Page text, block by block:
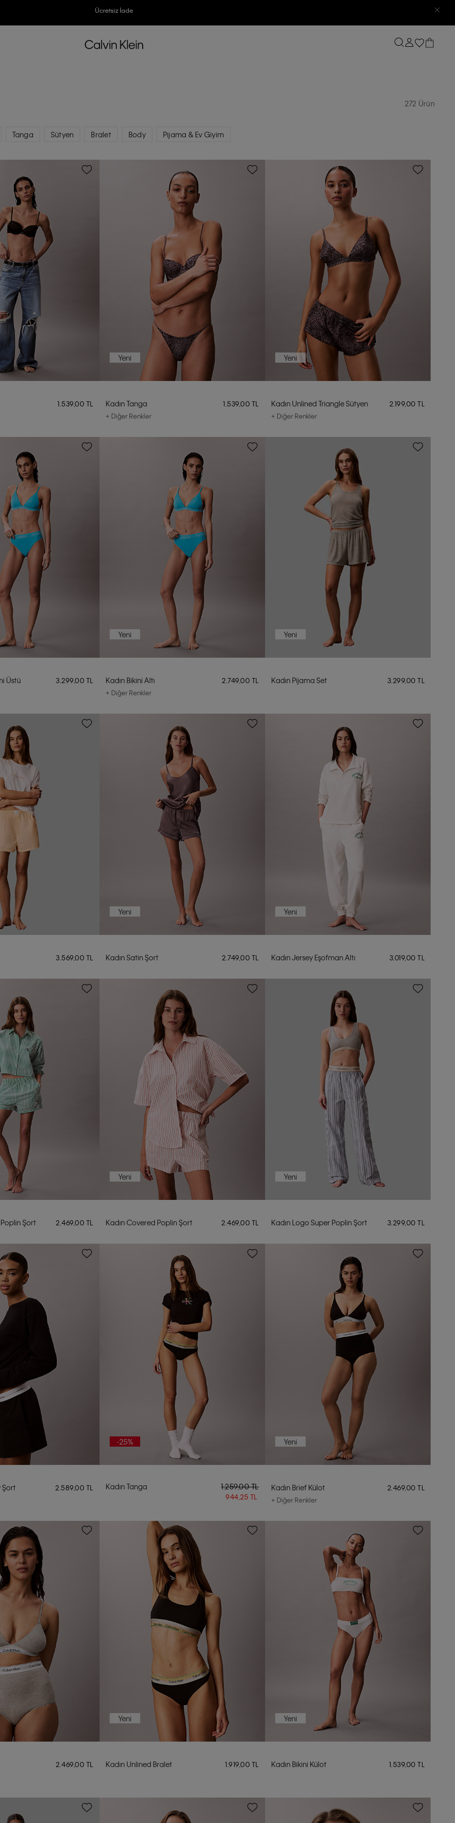
Ücretsiz İade
272 Ürün
Tanga Sütyen Bralet Body Pijama & Ev Giyim
1.539,00 TL
Yeni
Kadın Tanga
1.539,00 TL
+ Diğer Renkler
Yeni
Kadın Unlined Triangle Sütyen
2.199,00 TL
+ Diğer Renkler
Üstü
3.299,00 TL
Yeni
Kadın Bikini Altı
2.749,00 TL
+ Diğer Renkler
Yeni
Kadın Pijama Set 3.299,00 TL
3.569,00 TL
Yeni
Kadın Satin Şort 2.749,00 TL
Yeni
Kadın Jersey Eşofman Altı 3.019,00 TL
Şort 2.469,00 TL
Yeni
Kadın Covered Poplin Şort 2.469,00 TL
Yeni
Kadın Logo Super Poplin Şort 3.299,00 TL
Şort
2.589,00 TL
-25%
Kadın Tanga 1.259,00 TL
944,25 TL
Yeni
Kadın Brief Külot
2.469,00 TL
+ Diğer Renkler
2.469,00 TL
Yeni
Kadın Unlined Bralet 1.919,00 TL
Yeni
Kadın Bikini Külot 1.539,00 TL